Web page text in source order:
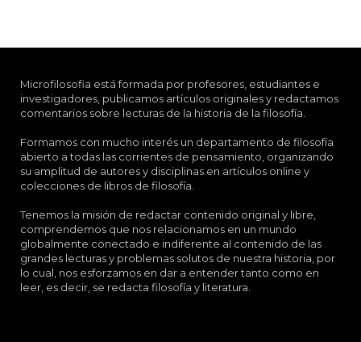
Microfilosofia está formada por profesores, estudiantes e
investigadores, publicamos artículos originales y redactamos
comentarios sobre lecturas de la historia de la filosofía.
Formamos con mucho interés un departamento de filosofía
abierto a todas las corrientes de pensamiento, organizando
su amplitud de autores y disciplinas en artículos online y
colecciones de libros de filosofía.
Tenemos la misión de redactar contenido original y libre,
comprendemos que nos relacionamos en un mundo
globalmente conectado e indiferente al contenido de las
grandes lecturas y problemas solutos de nuestra historia, por
lo cual, nos esforzamos en dar a entender tanto como en
leer, es decir, se redacta filosofía y literatura.